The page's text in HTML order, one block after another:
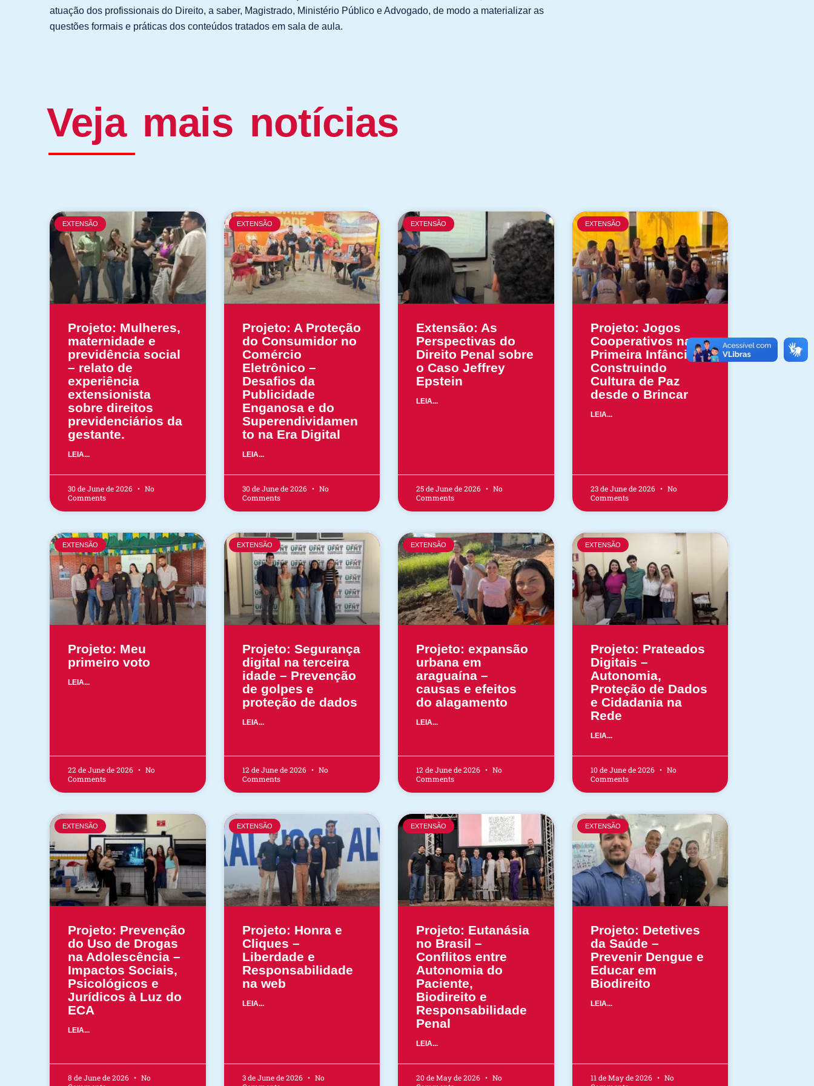
atuação dos profissionais do Direito, a saber, Magistrado, Ministério Público e Advogado, de modo a materializar as
questões formais e práticas dos conteúdos tratados em sala de aula.
Veja mais notícias
EXTENSÃO
Projeto: Mulheres,
maternidade e
previdência social
– relato de
experiência
extensionista
sobre direitos
previdenciários da
gestante.
LEIA...
30 de June de 2026
No
Comments
EXTENSÃO
Projeto: A Proteção
do Consumidor no
Comércio
Eletrônico –
Desafios da
Publicidade
Enganosa e do
Superendividamen
to na Era Digital
LEIA...
30 de June de 2026
No
Comments
EXTENSÃO
Extensão: As
Perspectivas do
Direito Penal sobre
o Caso Jeffrey
Epstein
LEIA...
25 de June de 2026
No
Comments
EXTENSÃO
Projeto: Jogos
Cooperativos na
Primeira Infância –
Construindo
Cultura de Paz
desde o Brincar
LEIA...
23 de June de 2026
No
Comments
EXTENSÃO
Projeto: Meu
primeiro voto
LEIA...
22 de June de 2026
No
Comments
EXTENSÃO
Projeto: Segurança
digital na terceira
idade – Prevenção
de golpes e
proteção de dados
LEIA...
12 de June de 2026
No
Comments
EXTENSÃO
Projeto: expansão
urbana em
araguaína –
causas e efeitos
do alagamento
LEIA...
12 de June de 2026
No
Comments
EXTENSÃO
Projeto: Prateados
Digitais –
Autonomia,
Proteção de Dados
e Cidadania na
Rede
LEIA...
10 de June de 2026
No
Comments
EXTENSÃO
Projeto: Prevenção
do Uso de Drogas
na Adolescência –
Impactos Sociais,
Psicológicos e
Jurídicos à Luz do
ECA
LEIA...
8 de June de 2026
No
EXTENSÃO
Projeto: Honra e
Cliques –
Liberdade e
Responsabilidade
na web
LEIA...
3 de June de 2026
No
EXTENSÃO
Projeto: Eutanásia
no Brasil –
Conflitos entre
Autonomia do
Paciente,
Biodireito e
Responsabilidade
Penal
LEIA...
20 de May de 2026
No
EXTENSÃO
Projeto: Detetives
da Saúde –
Prevenir Dengue e
Educar em
Biodireito
LEIA...
11 de May de 2026
No